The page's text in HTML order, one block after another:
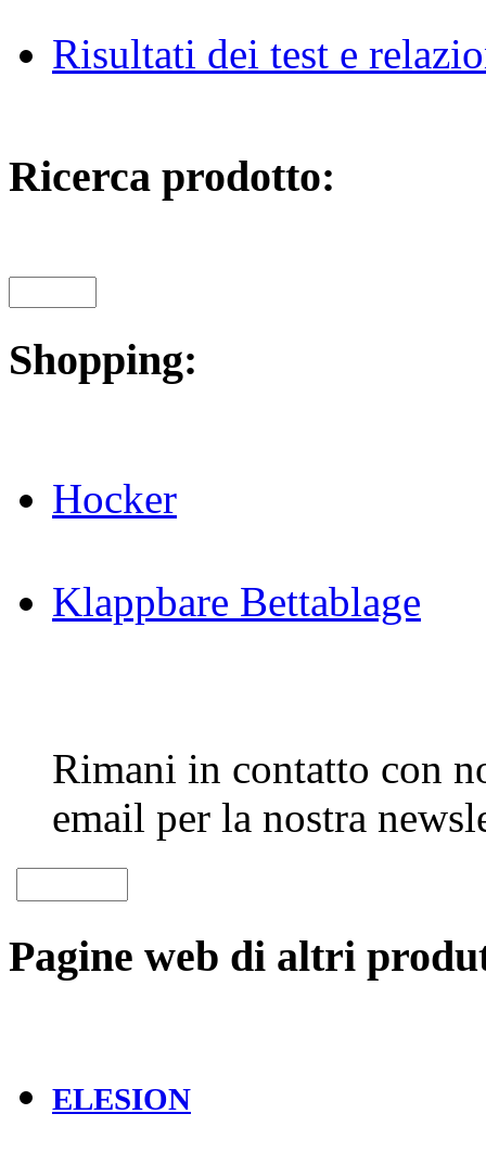
Risultati dei test e
Ricerca prodotto:
Shopping:
Hocker
Klappbare Bettablage
Rimani in contatto con
email per la nostra
Pagine web di altri
ELESION